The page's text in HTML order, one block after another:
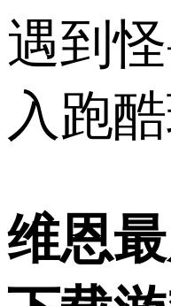
遇到
入跑酷
维恩